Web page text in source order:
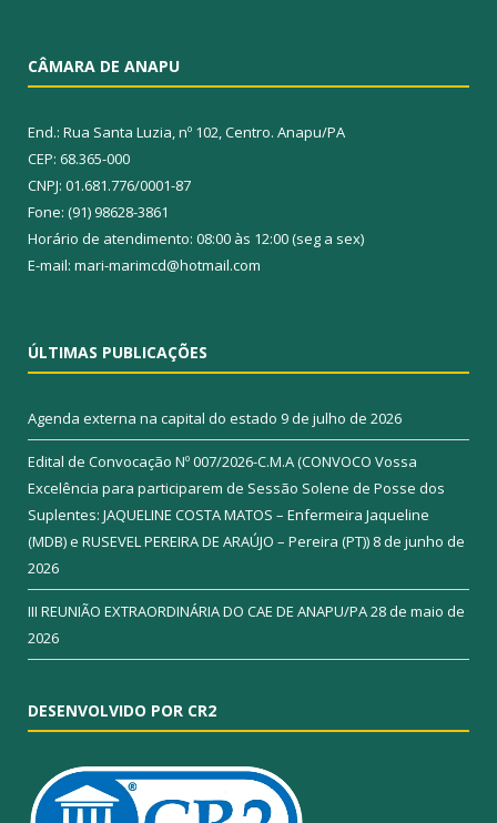
CÂMARA DE ANAPU
End.: Rua Santa Luzia, nº 102, Centro. Anapu/PA
CEP: 68.365-000
CNPJ: 01.681.776/0001-87
Fone: (91) 98628-3861
Horário de atendimento: 08:00 às 12:00 (seg a sex)
E-mail: mari-marimcd@hotmail.com
ÚLTIMAS PUBLICAÇÕES
Agenda externa na capital do estado 9 de julho de 2026
Edital de Convocação Nº 007/2026-C.M.A (CONVOCO Vossa
Excelência para participarem de Sessão Solene de Posse dos
Suplentes: JAQUELINE COSTA MATOS – Enfermeira Jaqueline
(MDB) e RUSEVEL PEREIRA DE ARAÚJO – Pereira (PT)) 8 de junho de
2026
III REUNIÃO EXTRAORDINÁRIA DO CAE DE ANAPU/PA28 de maio de
2026
DESENVOLVIDO POR CR2